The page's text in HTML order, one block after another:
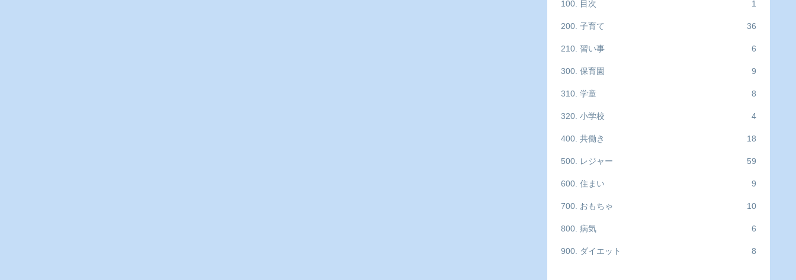
100. 目次 1
200. 子育て 36
210. 習い事 6
300. 保育園 9
310. 学童 8
320. 小学校 4
400. 共働き 18
500. レジャー 59
600. 住まい 9
700. おもちゃ 10
800. 病気 6
900. ダイエット 8